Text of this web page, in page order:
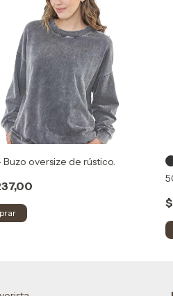
oversize de rústico.